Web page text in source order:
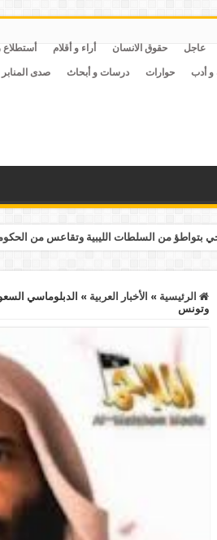
عاجل حقوق الانسان أراء و أقلام أستطلاع
و أدب حوارات درسات و أبحاث صدى المنابر
بتواطؤ من السلطات الليبية وتقاعس من
الرئيسية » الأخبار العربية » الدبلوماسي
وتونس